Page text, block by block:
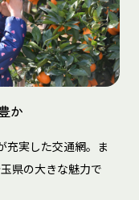
か
充実した交通網。ま
県の大きな魅力で